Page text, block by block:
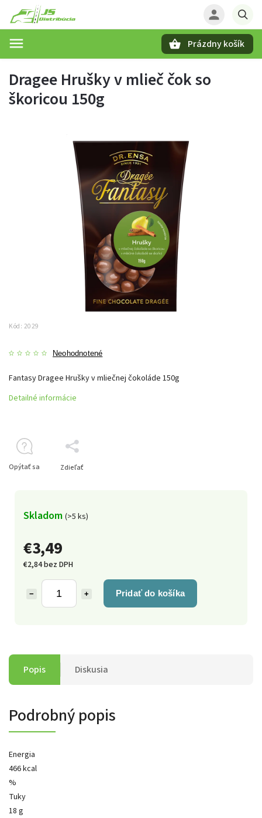
Prázdny košík
Dragee Hrušky v mlieč čok so
škoricou 150g
Kód: 2029
Neohodnotené
€3,49
€2,84 bez DPH
+
− Pridať do košíka
Skladom (>5 ks)
Fantasy Dragee Hrušky v mliečnej čokoláde 150g
Detailné informácie
Opýtať sa Zdieľať
Popis Diskusia
Podrobný popis
Energia
466 kcal
%
Tuky
18 g